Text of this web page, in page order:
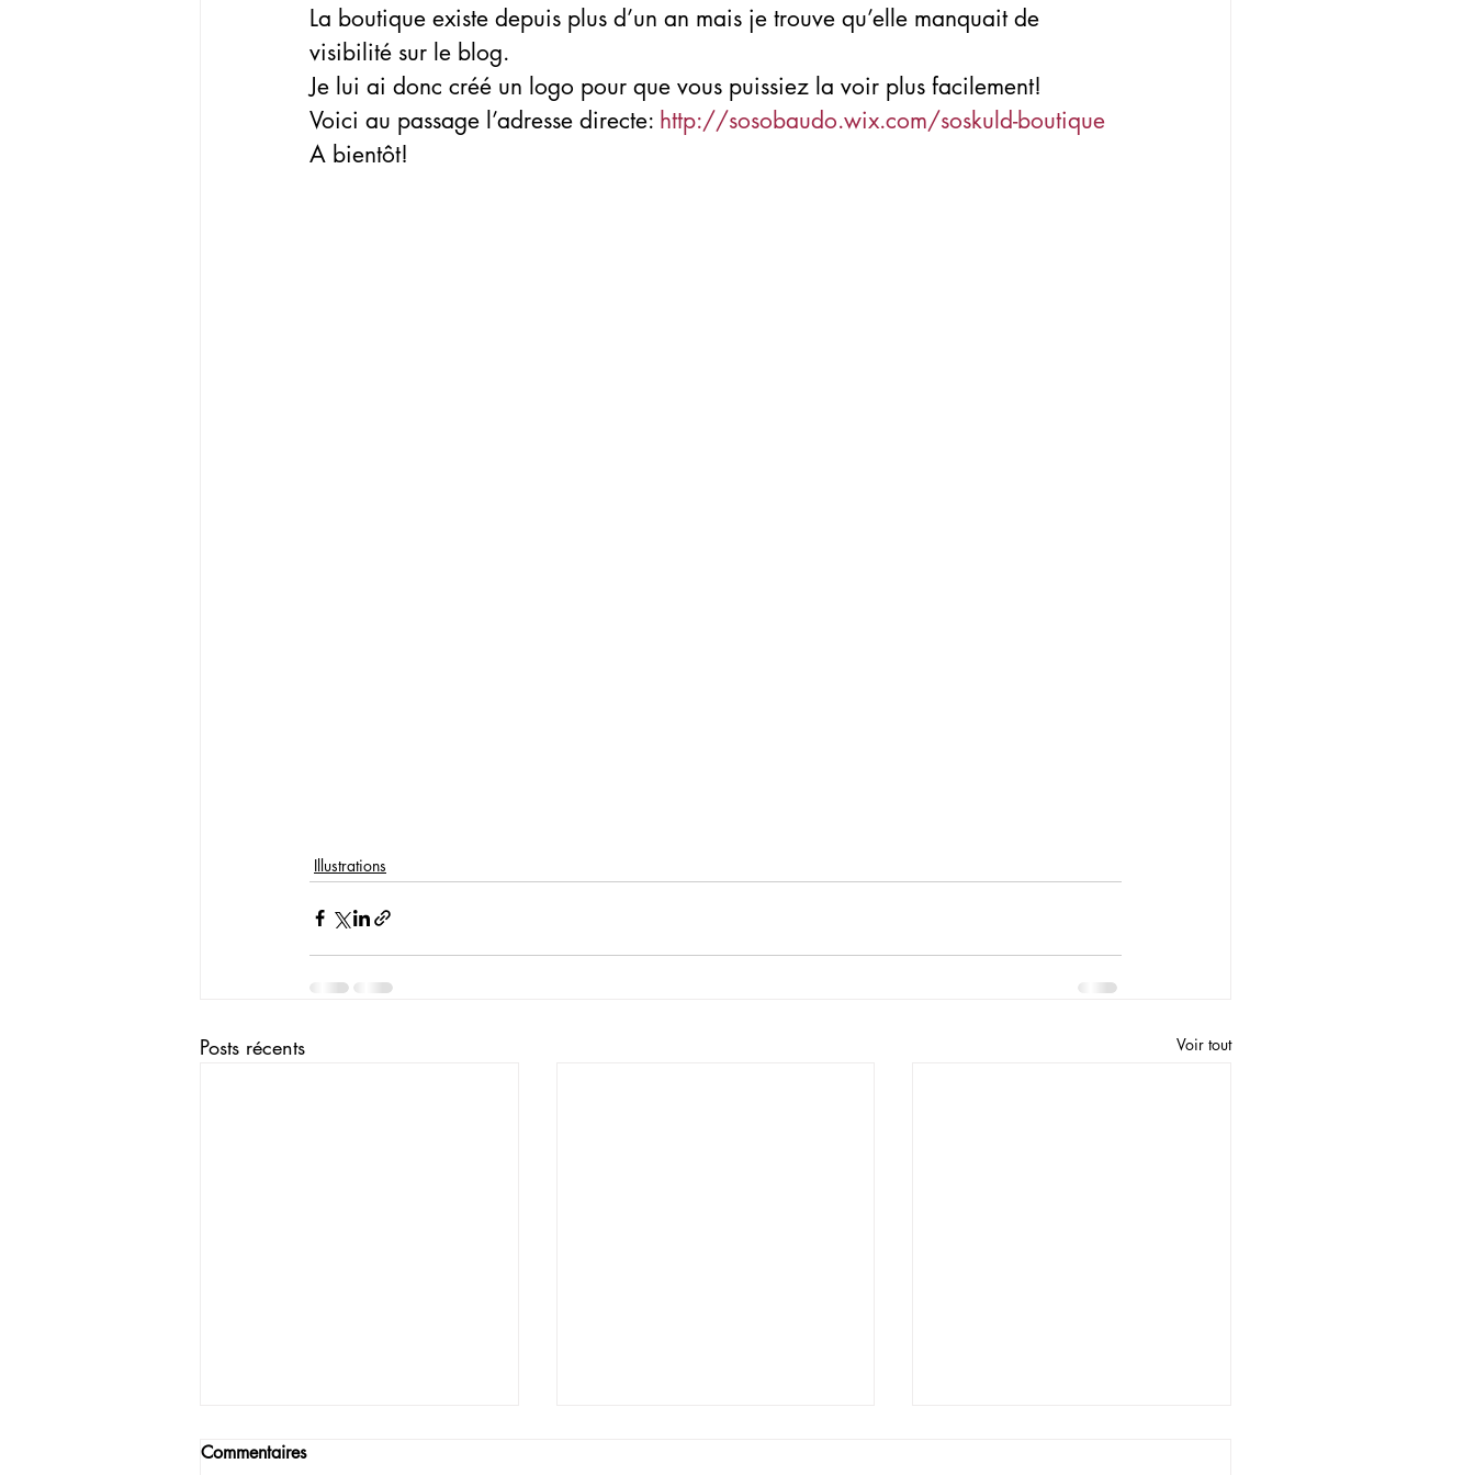
La boutique existe depuis plus d’un an mais je trouve qu’elle manquait de
visibilité sur le blog.
Je lui ai donc créé un logo pour que vous puissiez la voir plus facilement!
Voici au passage l’adresse directe: http://sosobaudo.wix.com/soskuld-boutique
A bientôt!
Illustrations
Posts récents Voir tout
Commentaires